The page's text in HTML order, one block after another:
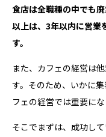
食店は全職種の中でも
以上は、3年以内に営業
す。
また、カフェの経営は
す。そのため、いかに
フェの経営では重要にな
そこでまずは、成功し